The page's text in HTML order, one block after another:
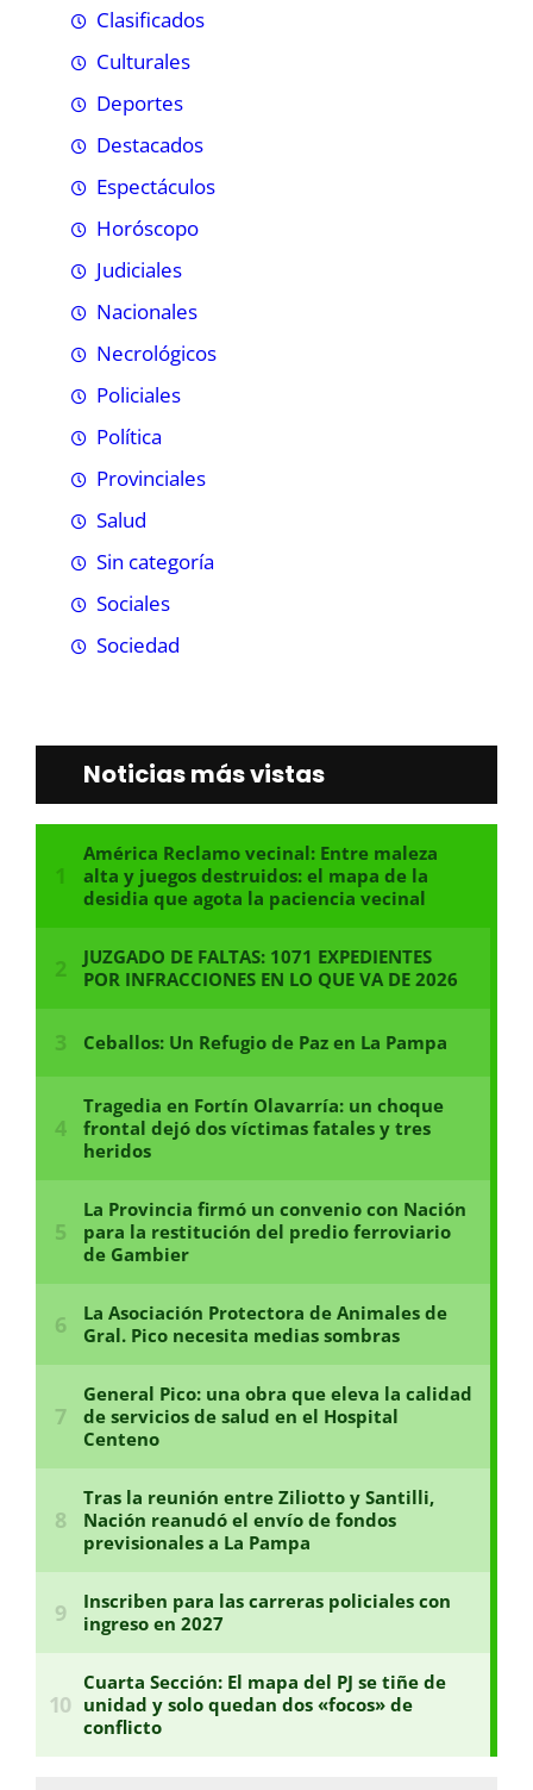
Clasificados
Culturales
Deportes
Destacados
Espectáculos
Horóscopo
Judiciales
Nacionales
Necrológicos
Policiales
Política
Provinciales
Salud
Sin categoría
Sociales
Sociedad
Noticias más vistas